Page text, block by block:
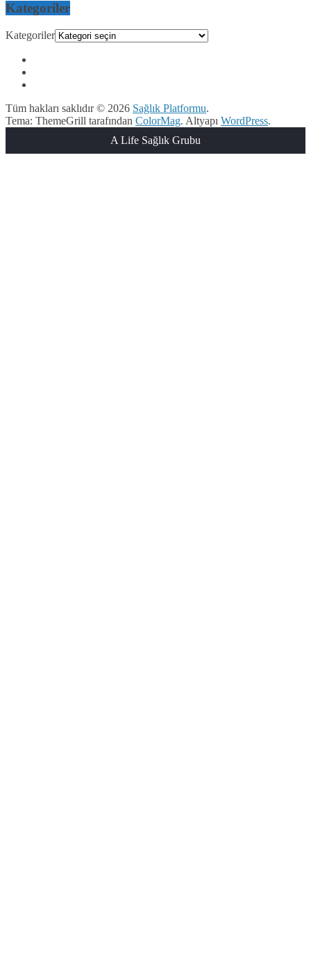
Kategoriler
Kategoriler
Tüm hakları saklıdır © 2026 Sağlık Platformu.
Tema: ThemeGrill tarafından ColorMag. Altyapı WordPress.
A Life Sağlık Grubu